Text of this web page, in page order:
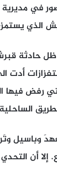
في
الذي
أدت
17 تشرين
وباسيل
إلا أن